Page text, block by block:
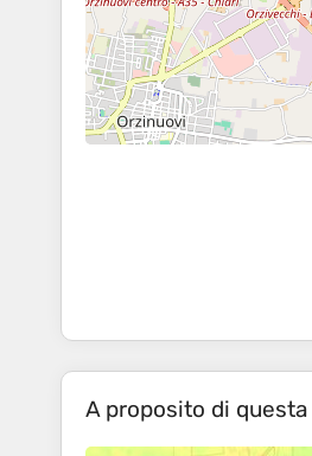
A proposito di questa